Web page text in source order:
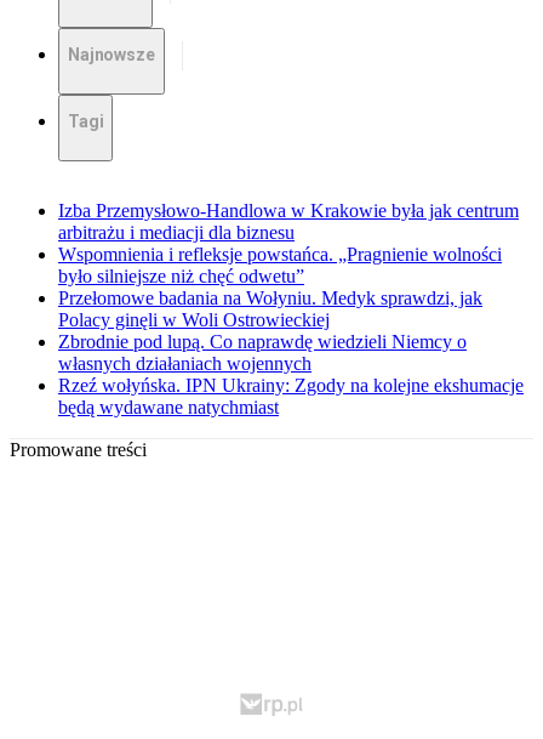
Najnowsze
Tagi
Izba Przemysłowo-Handlowa w Krakowie była jak centrum
arbitrażu i mediacji dla biznesu
Wspomnienia i refleksje powstańca. „Pragnienie wolności
było silniejsze niż chęć odwetu”
Przełomowe badania na Wołyniu. Medyk sprawdzi, jak
Polacy ginęli w Woli Ostrowieckiej
Zbrodnie pod lupą. Co naprawdę wiedzieli Niemcy o
własnych działaniach wojennych
Rzeź wołyńska. IPN Ukrainy: Zgody na kolejne ekshumacje
będą wydawane natychmiast
Promowane treści